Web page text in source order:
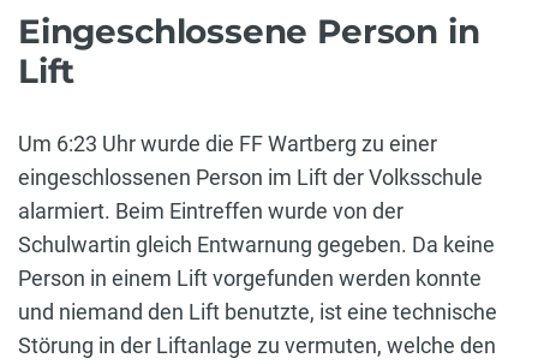
Eingeschlossene Person in
Lift
Um 6:23 Uhr wurde die FF Wartberg zu einer
eingeschlossenen Person im Lift der Volksschule
alarmiert. Beim Eintreffen wurde von der
Schulwartin gleich Entwarnung gegeben. Da keine
Person in einem Lift vorgefunden werden konnte
und niemand den Lift benutzte, ist eine technische
Störung in der Liftanlage zu vermuten, welche den